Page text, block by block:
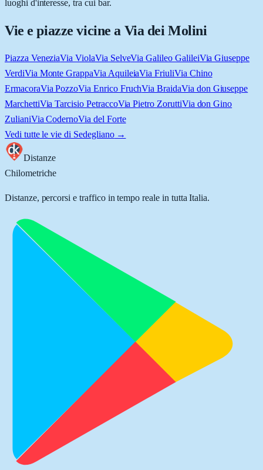
luoghi d'interesse, tra cui bar.
Vie e piazze vicine a Via dei Molini
Piazza VeneziaVia ViolaVia SelveVia Galileo GalileiVia Giuseppe
VerdiVia Monte GrappaVia AquileiaVia FriuliVia Chino
ErmacoraVia PozzoVia Enrico FruchVia BraidaVia don Giuseppe
MarchettiVia Tarcisio PetraccoVia Pietro ZoruttiVia don Gino
ZulianiVia CodernoVia del Forte
Vedi tutte le vie di Sedegliano→
Distanze
Chilometriche
Distanze, percorsi e traffico in tempo reale in tutta Italia.